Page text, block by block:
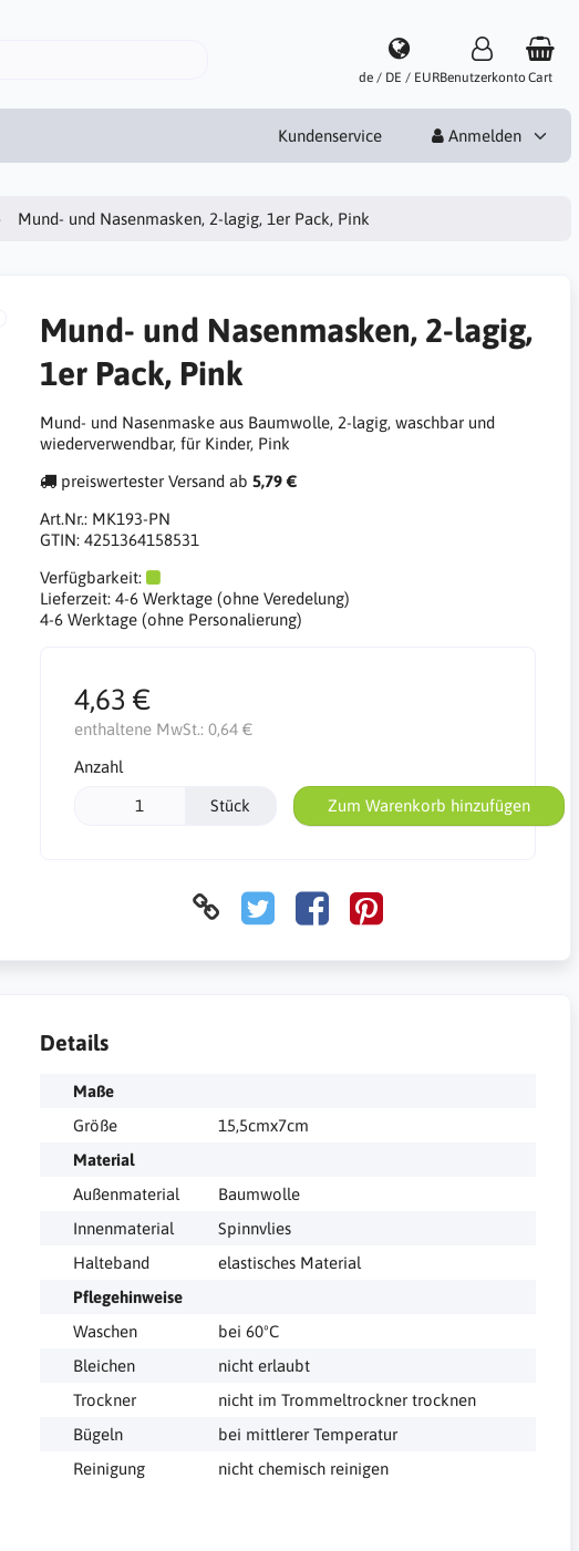
de / DE / EURBenutzerkontoCart
Kundenservice Anmelden
Mund- und Nasenmasken, 2-lagig, 1er Pack, Pink
Mund- und Nasenmasken, 2-lagig,
1er Pack, Pink
Mund- und Nasenmaske aus Baumwolle, 2-lagig, waschbar und
wiederverwendbar, für Kinder, Pink
preiswertester Versand ab 5,79 €
Art.Nr.: MK193-PN
GTIN: 4251364158531
Verfügbarkeit:
Lieferzeit: 4-6 Werktage (ohne Veredelung)
4-6 Werktage (ohne Personalierung)
4,63 €
enthaltene MwSt.: 0,64 €
Anzahl
Stück Zum Warenkorb hinzufügen
Details
Maße
Größe
15,5cmx7cm
Material
Außenmaterial
Baumwolle
Innenmaterial
Spinnvlies
Halteband
elastisches Material
Pflegehinweise
Waschen
bei 60ºC
Bleichen
nicht erlaubt
Trockner
nicht im Trommeltrockner trocknen
Bügeln
bei mittlerer Temperatur
Reinigung
nicht chemisch reinigen